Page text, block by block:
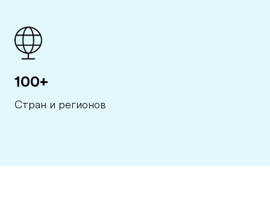
100+
Стран и регионов